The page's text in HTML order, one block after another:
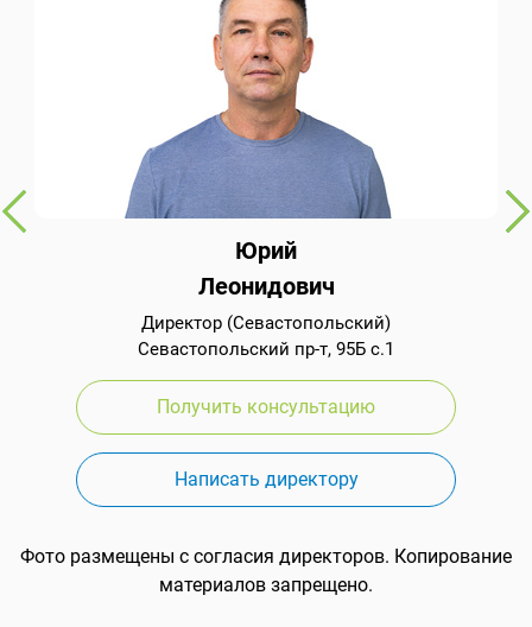
Юрий
Леонидович
Директор (Севастопольский)
Севастопольский пр-т, 95Б с.1
Получить консультацию
Написать директору
Фото размещены с согласия директоров. Копирование
материалов запрещено.